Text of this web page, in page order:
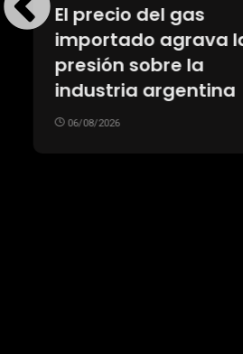
El precio del gas
importado agrava
presión sobre la
industria argentina
06/08/2026